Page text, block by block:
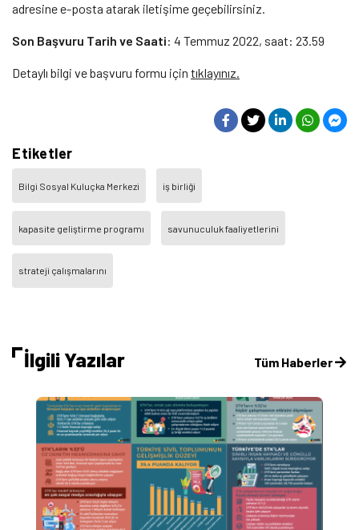
adresine e-posta atarak iletişime geçebilirsiniz.
Son Başvuru Tarih ve Saati: 4 Temmuz 2022, saat: 23.59
Detaylı bilgi ve başvuru formu için tıklayınız.
Etiketler
Bilgi Sosyal Kuluçka Merkezi iş birliği
kapasite geliştirme programı savunuculuk faaliyetlerini
strateji çalışmalarını
İlgili Yazılar Tüm Haberler